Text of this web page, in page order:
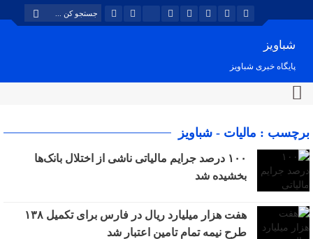
شباویز
پایگاه خبری شباویز
برچسب : مالیات - شباویز
۱۰۰ درصد جرایم مالیاتی ناشی از اختلال بانک‌ها
بخشیده شد
هفت هزار میلیارد ریال در فارس برای تکمیل ۱۳۸
طرح نیمه تمام تامین اعتبار شد